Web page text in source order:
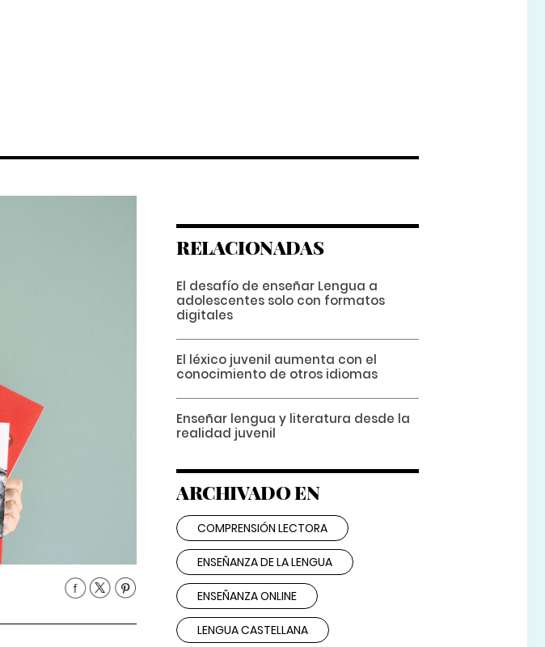
RELACIONADAS
El desafío de enseñar Lengua a
adolescentes solo con formatos
digitales
El léxico juvenil aumenta con el
conocimiento de otros idiomas
Enseñar lengua y literatura desde la
realidad juvenil
ARCHIVADO EN
COMPRENSIÓN LECTORA
ENSEÑANZA DE LA LENGUA
ENSEÑANZA ONLINE
LENGUA CASTELLANA